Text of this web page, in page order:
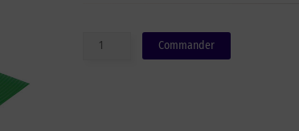
quantité
Commander